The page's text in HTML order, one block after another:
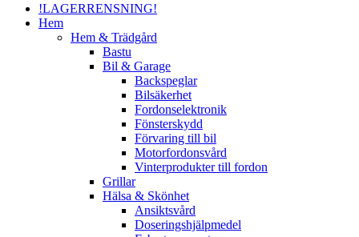
!LAGERRENSNING!
Hem
Hem & Trädgård
Bastu
Bil & Garage
Backspeglar
Bilsäkerhet
Fordonselektronik
Fönsterskydd
Förvaring till bil
Motorfordonsvård
Vinterprodukter till fordon
Grillar
Hälsa & Skönhet
Ansiktsvård
Doseringshjälpmedel